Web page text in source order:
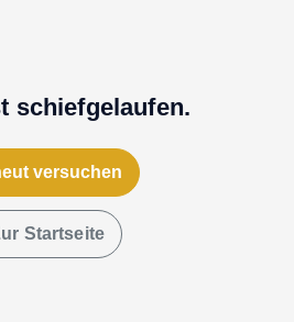
schiefgelaufen.
versuchen
Startseite